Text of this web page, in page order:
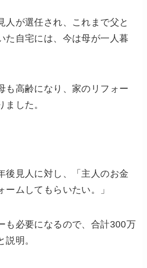
人が選任され、これまで父と
た自宅には、今は母が一人暮
も高齢になり、家のリフォー
ました。
後見人に対し、「主人のお金
ームしてもらいたい。」
も必要になるので、合計300万
説明。